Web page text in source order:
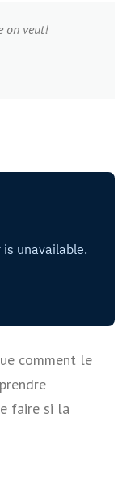
on veut!
comment le
faire si la